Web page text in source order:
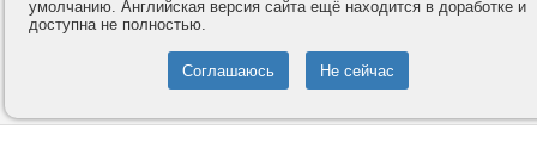
Услуги
Форумы
умолчанию. Английская версия сайта ещё находится в доработке и
доступна не полностью.